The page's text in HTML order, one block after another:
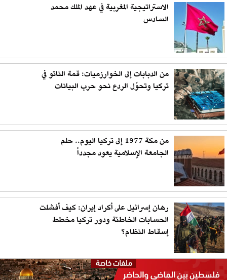
الاستراتيجية المغربية في عهد الملك محمد
السادس
من الدبابات إلى الخوارزميات: قمة الناتو في
تركيا وتحوّل الردع نحو حرب البيانات
من مكة 1977 إلى تركيا اليوم.. حلم
الجامعة الإسلامية يعود مجدداً
رهان إسرائيل على أكراد إيران: كيف أفشلت
الحسابات الخاطئة ودور تركيا مخطط
إسقاط النظام؟